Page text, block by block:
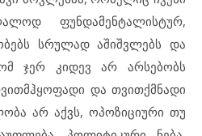
ფუნდამენტალისტურ,
სრულად აშიშვლებს და
ჯერ კიდევ არ არსებობს
და თვითქმნადი
არ აქვს, ოპოზიციური თუ